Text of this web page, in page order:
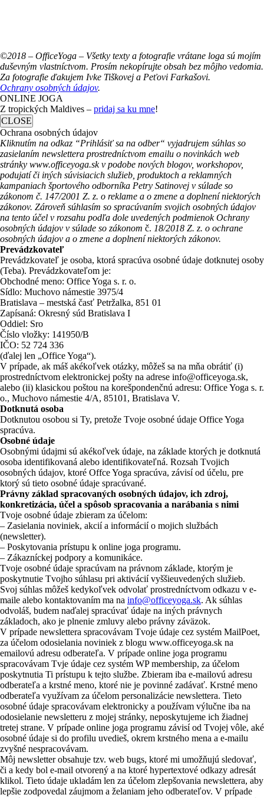
©2018 – OfficeYoga – Všetky texty a fotografie vrátane loga sú mojím
duševným vlastníctvom. Prosím nekopírujte obsah bez môjho vedomia.
Za fotografie ďakujem Ivke Tiškovej a Peťovi Farkašovi.
Ochrany osobných údajov.
ONLINE JOGA
Z tropických Maldives – pridaj sa ku mne!
CLOSE
Ochrana osobných údajov
Kliknutím na odkaz “Prihlásiť sa na odber“ vyjadrujem súhlas so
zasielaním newslettera prostredníctvom emailu o novinkách web
stránky www.officeyoga.sk v podobe nových blogov, workshopov,
podujatí či iných súvisiacich služieb, produktoch a reklamných
kampaniach športového odborníka Petry Satinovej v súlade so
zákonom č. 147/2001 Z. z. o reklame a o zmene a doplnení niektorých
zákonov. Zároveň súhlasím so spracúvaním svojich osobných údajov
na tento účel v rozsahu podľa dole uvedených podmienok Ochrany
osobných údajov v súlade so zákonom č. 18/2018 Z. z. o ochrane
osobných údajov a o zmene a doplnení niektorých zákonov.
Prevádzkovateľ
Prevádzkovateľ je osoba, ktorá spracúva osobné údaje dotknutej osoby
(Teba). Prevádzkovateľom je:
Obchodné meno: Office Yoga s. r. o.
Sídlo: Muchovo námestie 3975/4
Bratislava – mestská časť Petržalka, 851 01
Zapísaná: Okresný súd Bratislava I
Oddiel: Sro
Číslo vložky: 141950/B
IČO: 52 724 336
(ďalej len „Office Yoga“).
V prípade, ak máš akékoľvek otázky, môžeš sa na mňa obrátiť (i)
prostredníctvom elektronickej pošty na adrese info@officeyoga.sk,
alebo (ii) klasickou poštou na korešpondenčnú adresu: Office Yoga s. r.
o., Muchovo námestie 4/A, 85101, Bratislava V.
Dotknutá osoba
Dotknutou osobou si Ty, pretože Tvoje osobné údaje Office Yoga
spracúva.
Osobné údaje
Osobnými údajmi sú akékoľvek údaje, na základe ktorých je dotknutá
osoba identifikovaná alebo identifikovateľná. Rozsah Tvojich
osobných údajov, ktoré Offce Yoga spracúva, závisí od účelu, pre
ktorý sú tieto osobné údaje spracúvané.
Právny základ spracovaných osobných údajov, ich zdroj,
konkretizácia, účel a spôsob spracovania a narábania s nimi
Tvoje osobné údaje zbieram za účelom:
– Zasielania noviniek, akcií a informácií o mojich službách
(newsletter).
– Poskytovania prístupu k online joga programu.
– Zákazníckej podpory a komunikáce.
Tvoje osobné údaje spracúvam na právnom základe, ktorým je
poskytnutie Tvojho súhlasu pri aktivácií vyššieuvedených služieb.
Svoj súhlas môžeš kedykoľvek odvolať prostredníctvom odkazu v e-
maile alebo kontaktovaním ma na info@officeyoga.sk. Ak súhlas
odvoláš, budem naďalej spracúvať údaje na iných právnych
základoch, ako je plnenie zmluvy alebo právny záväzok.
V prípade newslettera spracovávam Tvoje údaje cez systém MailPoet,
za účelom odosielania noviniek z blogu www.officeyoga.sk na
emailovú adresu odberateľa. V prípade online joga programu
spracovávam Tvje údaje cez systém WP membership, za účelom
poskytnutia Ti prístupu k tejto službe. Zbieram iba e-mailovú adresu
odberateľa a krstné meno, ktoré nie je povinné zadávať. Krstné meno
odberateľa využívam za účelom personalizácie newslettera. Tieto
osobné údaje spracovávam elektronicky a používam výlučne iba na
odosielanie newsletteru z mojej stránky, neposkytujeme ich žiadnej
tretej strane. V prípade online joga programu závisí od Tvojej vôle, aké
osobné údaje si do profilu uvedieš, okrem krstného mena a e-mailu
zvyšné nespracovávam.
Môj newsletter obsahuje tzv. web bugs, ktoré mi umožňujú sledovať,
či a kedy bol e-mail otvorený a na ktoré hypertextové odkazy adresát
klikol. Tieto údaje ukladám len za účelom zlepšovania newslettera, aby
lepšie zodpovedal záujmom a želaniam jeho odberateľov. V prípade